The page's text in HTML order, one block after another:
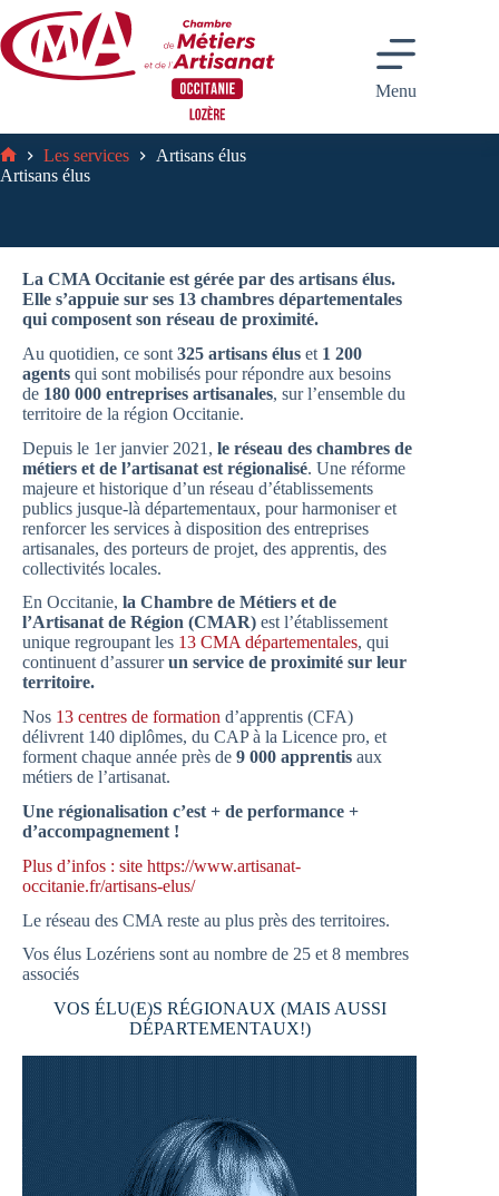
au
contenu
Menu
Accueil
Les services
Artisans élus
Artisans élus
La CMA Occitanie est gérée par des artisans élus.
Elle s’appuie sur ses 13 chambres départementales
qui composent son réseau de proximité.
Au quotidien, ce sont 325 artisans élus et 1 200
agents qui sont mobilisés pour répondre aux besoins
de 180 000 entreprises artisanales, sur l’ensemble du
territoire de la région Occitanie.
Depuis le 1er janvier 2021, le réseau des chambres de
métiers et de l’artisanat est régionalisé. Une réforme
majeure et historique d’un réseau d’établissements
publics jusque-là départementaux, pour harmoniser et
renforcer les services à disposition des entreprises
artisanales, des porteurs de projet, des apprentis, des
collectivités locales.
En Occitanie, la Chambre de Métiers et de
l’Artisanat de Région (CMAR) est l’établissement
unique regroupant les 13 CMA départementales, qui
continuent d’assurerun service de proximité sur leur
territoire.
Nos 13 centres de formation d’apprentis (CFA)
délivrent 140 diplômes, du CAP à la Licence pro, et
forment chaque année près de 9 000 apprentis aux
métiers de l’artisanat.
Une régionalisation c’est + de performance +
d’accompagnement !
Plus d’infos : site https://www.artisanat-
occitanie.fr/artisans-elus/
Le réseau des CMA reste au plus près des territoires.
Vos élus Lozériens sont au nombre de 25 et 8 membres
associés
VOS ÉLU(E)S RÉGIONAUX (MAIS AUSSI
DÉPARTEMENTAUX!)